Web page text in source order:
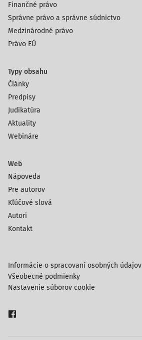
Finančné právo
Správne právo a správne súdnictvo
Medzinárodné právo
Právo EÚ
Typy obsahu
Články
Predpisy
Judikatúra
Aktuality
Webináre
Web
Nápoveda
Pre autorov
Kľúčové slová
Autori
Kontakt
Informácie o spracovaní osobných údajov
Všeobecné podmienky
Nastavenie súborov cookie